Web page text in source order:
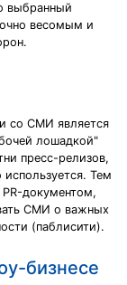
выбранный
весомым и
со СМИ является
лошадкой"
пресс-релизов,
Тем
документом,
СМИ о важных
(паблисити).
бизнесе